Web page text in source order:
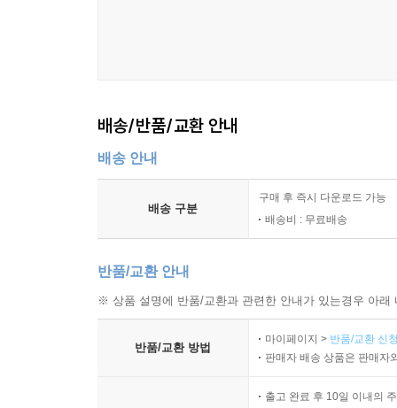
배송/반품/교환 안내
배송 안내
배송 구분
구매 후 즉시 다운로드 가능
배송비 : 무료배송
반품/교환 안내
※ 상품 설명에 반품/교환과 관련한 안내가 있는경우 아
반품/교환 방법
마이페이지 > 반품/교환 신
판매자 배송 상품은 판매자
출고 완료 후 10일 이내의